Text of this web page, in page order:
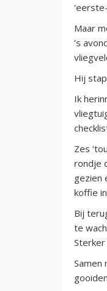
Maar
’s
Hij
Ik
Zes
rondje
gezien
koffie
Bij
te
Sterker
Samen